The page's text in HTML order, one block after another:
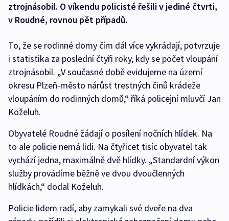
ztrojnásobil. O víkendu policisté řešili v jediné čtvrti,
v Roudné, rovnou pět případů.
To, že se rodinné domy čím dál více vykrádají, potvrzuje
i statistika za poslední čtyři roky, kdy se počet vloupání
ztrojnásobil. „V současné době evidujeme na území
okresu Plzeň-město nárůst trestných činů krádeže
vloupáním do rodinných domů,“ říká policejní mluvčí Jan
Koželuh.
Obyvatelé Roudné žádají o posílení nočních hlídek. Na
to ale policie nemá lidi. Na čtyřicet tisíc obyvatel tak
vychází jedna, maximálně dvě hlídky. „Standardní výkon
služby provádíme běžně ve dvou dvoučlenných
hlídkách,“ dodal Koželuh.
Policie lidem radí, aby zamykali své dveře na dva